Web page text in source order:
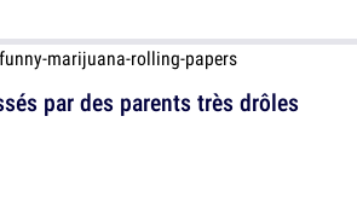
par des parents très drôles